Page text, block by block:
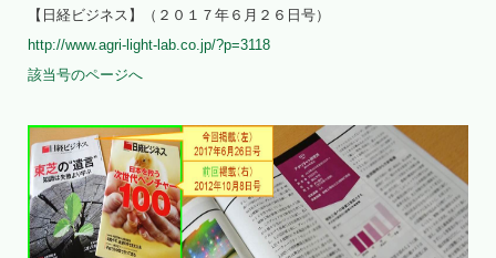
【日経ビジネス】（２０１７年６月２６日号）
http://www.agri-light-lab.co.jp/?p=3118
該当号のページへ